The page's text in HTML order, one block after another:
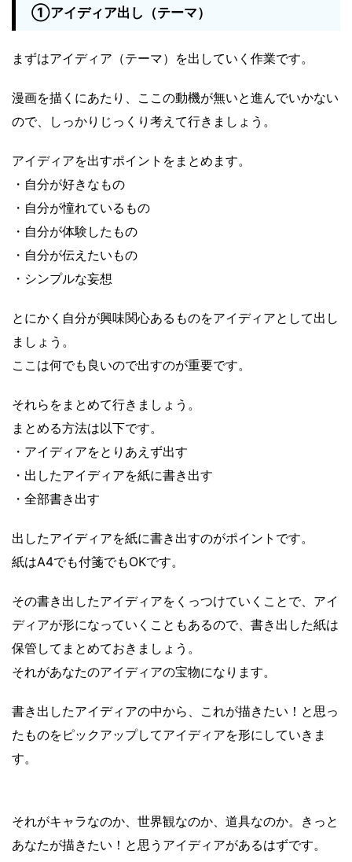
①アイディア出し（テーマ）
まずはアイディア（テーマ）を出していく作業です。
漫画を描くにあたり、ここの動機が無いと進んでいかない
ので、しっかりじっくり考えて行きましょう。
アイディアを出すポイントをまとめます。
・自分が好きなもの
・自分が憧れているもの
・自分が体験したもの
・自分が伝えたいもの
・シンプルな妄想
とにかく自分が興味関心あるものをアイディアとして出し
ましょう。
ここは何でも良いので出すのが重要です。
それらをまとめて行きましょう。
まとめる方法は以下です。
・アイディアをとりあえず出す
・出したアイディアを紙に書き出す
・全部書き出す
出したアイディアを紙に書き出すのがポイントです。
紙はA4でも付箋でもOKです。
その書き出したアイディアをくっつけていくことで、アイ
ディアが形になっていくこともあるので、書き出した紙は
保管してまとめておきましょう。
それがあなたのアイディアの宝物になります。
書き出したアイディアの中から、これが描きたい！と思っ
たものをピックアップしてアイディアを形にしていきま
す。
それがキャラなのか、世界観なのか、道具なのか。きっと
あなたが描きたい！と思うアイディアがあるはずです。